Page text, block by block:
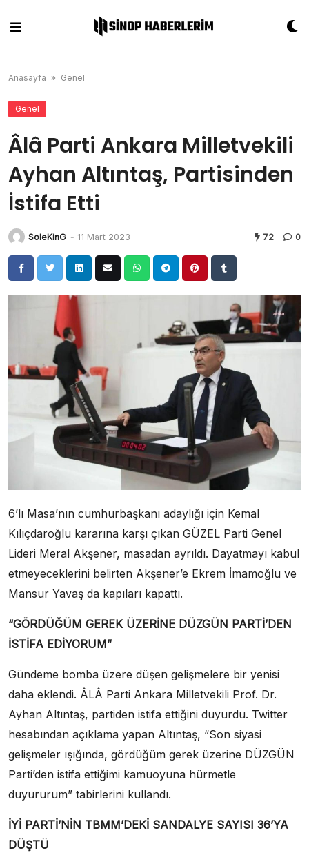
content
Anasayfa » Genel
Genel
Âlâ Parti Ankara Milletvekili
Ayhan Altıntaş, Partisinden
İstifa Etti
SoleKinG - 11 Mart 2023 72 0
6’lı Masa’nın cumhurbaşkanı adaylığı için Kemal
Kılıçdaroğlu kararına karşı çıkan GÜZEL Parti Genel
Lideri Meral Akşener, masadan ayrıldı. Dayatmayı kabul
etmeyeceklerini belirten Akşener’e Ekrem İmamoğlu ve
Mansur Yavaş da kapıları kapattı.
“GÖRDÜĞÜM GEREK ÜZERİNE DÜZGÜN PARTİ’DEN
İSTİFA EDİYORUM”
Gündeme bomba üzere düşen gelişmelere bir yenisi
daha eklendi. ÂLÂ Parti Ankara Milletvekili Prof. Dr.
Ayhan Altıntaş, partiden istifa ettiğini duyurdu. Twitter
hesabından açıklama yapan Altıntaş, “Son siyasi
gelişmeler ışığında, gördüğüm gerek üzerine DÜZGÜN
Parti’den istifa ettiğimi kamuoyuna hürmetle
duyururum” tabirlerini kullandı.
İYİ PARTİ’NİN TBMM’DEKİ SANDALYE SAYISI 36’YA
DÜŞTÜ